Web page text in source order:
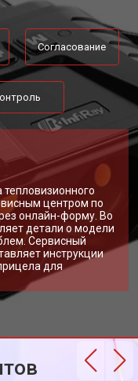
Согласование
центром по
онлайн-форму. Во
детали о модели
Сервисный
инструкции
для